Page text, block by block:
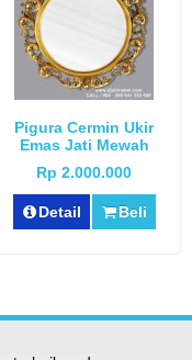
Pigura Cermin Ukir
Emas Jati Mewah
Rp 2.000.000
Detail Beli